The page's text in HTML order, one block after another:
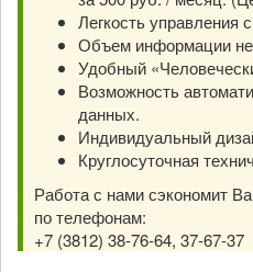
Легкость управления
Объем информации не
Удобный
Возможность
данных.
Индивидуальный
Круглосуточная
Работа с нами сэкономит
по телефонам:
+7 (3812) 38-76-64, 37-67-37